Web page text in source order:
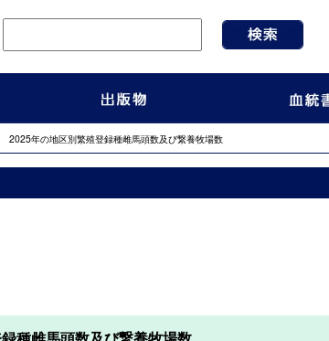
年の地区別繁殖登録種雌馬頭数及び繋養牧場数